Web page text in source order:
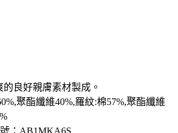
良好親膚素材製成。
聚酯纖維40%,羅紋:棉57%,聚酯纖維